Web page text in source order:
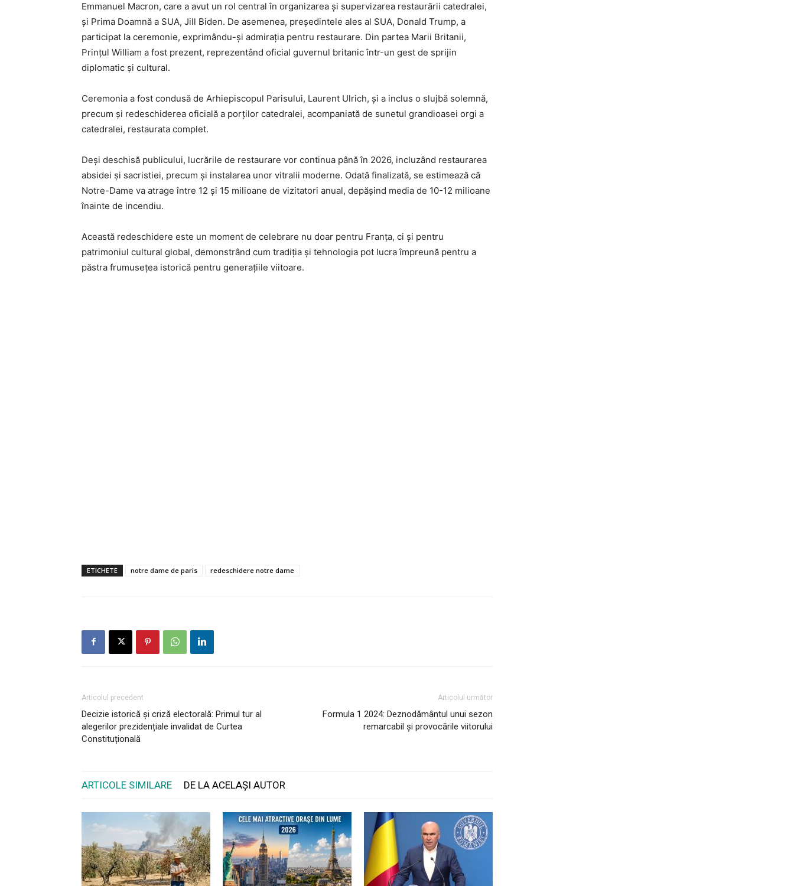
Emmanuel Macron, care a avut un rol central în organizarea și supervizarea restaurării catedralei,
și Prima Doamnă a SUA, Jill Biden. De asemenea, președintele ales al SUA, Donald Trump, a
participat la ceremonie, exprimându-și admirația pentru restaurare. Din partea Marii Britanii,
Prințul William a fost prezent, reprezentând oficial guvernul britanic într-un gest de sprijin
diplomatic și cultural.
Ceremonia a fost condusă de Arhiepiscopul Parisului, Laurent Ulrich, și a inclus o slujbă solemnă,
precum și redeschiderea oficială a porților catedralei, acompaniată de sunetul grandioasei orgi a
catedralei, restaurata complet.
Deși deschisă publicului, lucrările de restaurare vor continua până în 2026, incluzând restaurarea
absidei și sacristiei, precum și instalarea unor vitralii moderne. Odată finalizată, se estimează că
Notre-Dame va atrage între 12 și 15 milioane de vizitatori anual, depășind media de 10-12 milioane
înainte de incendiu.
Această redeschidere este un moment de celebrare nu doar pentru Franța, ci și pentru
patrimoniul cultural global, demonstrând cum tradiția și tehnologia pot lucra împreună pentru a
păstra frumusețea istorică pentru generațiile viitoare.
ETICHETE notre dame de paris redeschidere notre dame
Articolul precedent
Decizie istorică și criză electorală: Primul tur al
alegerilor prezidențiale invalidat de Curtea
Constituțională
Articolul următor
Formula 1 2024: Deznodământul unui sezon
remarcabil și provocările viitorului
ARTICOLE SIMILARE DE LA ACELAȘI AUTOR